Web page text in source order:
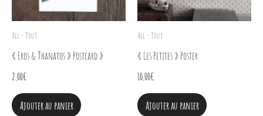
All - Tout
« Eros & Thanatos » Postcard »
2,00€
Ajouter au panier
All - Tout
« Les Petites » Poster
10,00€
Ajouter au panier